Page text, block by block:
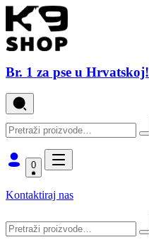
Br. 1 za pse u Hrvatskoj!
0
Kontaktiraj nas